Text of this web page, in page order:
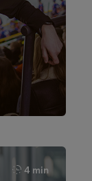
4 min